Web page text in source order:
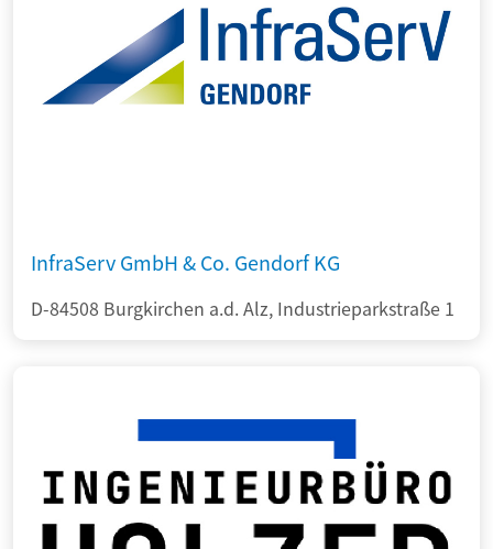
InfraServ GmbH & Co. Gendorf KG
D-84508 Burgkirchen a.d. Alz, Industrieparkstraße 1